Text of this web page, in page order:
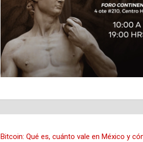
Bitcoin: Qué es, cuánto vale en México y